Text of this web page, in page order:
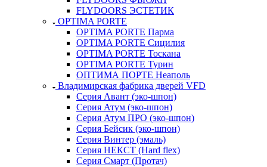
FLYDOORS ЭСТЕТИК
OPTIMA PORTE
OPTIMA PORTE Парма
OPTIMA PORTE Сицилия
OPTIMA PORTE Тоскана
OPTIMA PORTE Турин
ОПТИМА ПОРТЕ Неаполь
Владимирская фабрика дверей VFD
Серия Авант (эко-шпон)
Серия Атум (эко-шпон)
Серия Атум ПРО (эко-шпон)
Серия Бейсик (эко-шпон)
Серия Винтер (эмаль)
Серия НЕКСТ (Hard flex)
Серия Смарт (Протач)